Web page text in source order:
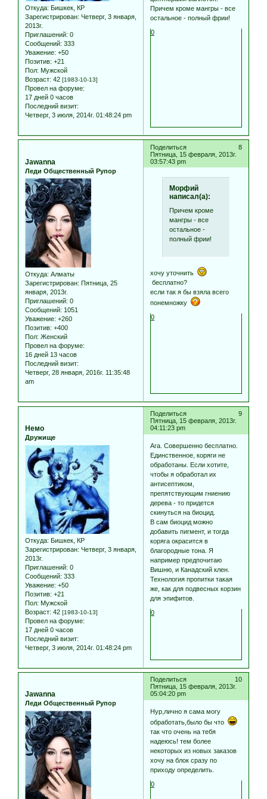
Откуда: Бишкек, КР
Зарегистрирован: Четверг, 3 января,
2013г.
Приглашений: 0
Сообщений: 333
Уважение: +50
Позитив: +21
Пол: Мужской
Возраст: 42 [1983-10-13]
Провел на форуме:
17 дней 0 часов
Последний визит:
Четверг, 3 июля, 2014г. 01:48:24 pm
Причем кроме мангры - все
остальное - полный фрии!
0
Поделиться
8
Пятница, 15 февраля, 2013г.
03:57:43 pm
Jawanna
Леди Общественный Рупор
Откуда: Алматы
Зарегистрирован: Пятница, 25
января, 2013г.
Приглашений: 0
Сообщений: 1051
Уважение: +260
Позитив: +400
Пол: Женский
Провел на форуме:
16 дней 13 часов
Последний визит:
Четверг, 28 января, 2016г. 11:35:48
am
Морфий
написал(а):
Причем кроме
мангры - все
остальное -
полный фрии!
хочу уточнить
бесплатно?
если так я бы взяла всего
понемножку
0
Поделиться
9
Пятница, 15 февраля, 2013г.
04:11:23 pm
Немо
Дружище
Откуда: Бишкек, КР
Зарегистрирован: Четверг, 3 января,
2013г.
Приглашений: 0
Сообщений: 333
Уважение: +50
Позитив: +21
Пол: Мужской
Возраст: 42 [1983-10-13]
Провел на форуме:
17 дней 0 часов
Последний визит:
Четверг, 3 июля, 2014г. 01:48:24 pm
Ага. Совершенно бесплатно.
Единственное, коряги не
обработаны. Если хотите,
чтобы я обработал их
антисептиком,
препятствующим гниению
дерева - то придется
скинуться на биоцид.
В сам биоцид можно
добавить пигмент, и тогда
коряга окрасится в
благородные тона. Я
например предпочитаю
Вишню, и Канадский клен.
Технология пропитки такая
же, как для подвесных корзин
для эпифитов.
0
Поделиться
10
Пятница, 15 февраля, 2013г.
05:04:20 pm
Jawanna
Леди Общественный Рупор
Нур,лично я сама могу
обработать,было бы что
так что очень на тебя
надеюсь! тем более
некоторых из новых заказов
хочу на блок сразу по
приходу определить.
0